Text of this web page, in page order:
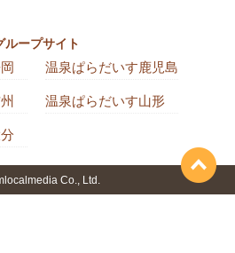
ループサイト
温泉ぱらだいす鹿児島
温泉ぱらだいす山形
Co., Ltd.